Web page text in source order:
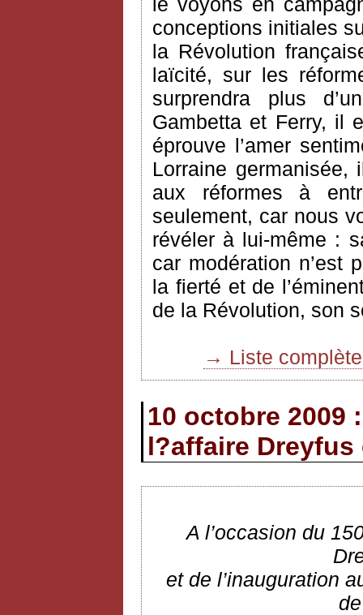
conceptions initiales
la Révolution
laïcité, sur les
surprendra plus
Gambetta et Ferry, il
éprouve l’amer
Lorraine
aux réformes à
seulement, car nous
révéler à lui-même :
car modération n’est
la fierté et de
de la Révolution, son
→ Liste
10 octobre
l?affaire Dreyfus
A l’occasion du
et de l’inauguration